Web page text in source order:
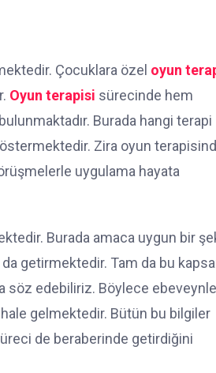
Çocuklara özel oyun
Oyun terapisi sürecinde hem
Burada hangi terapi
Zira oyun
uygulama hayata
Burada amaca uygun bir
getirmektedir. Tam da bu
söz edebiliriz. Böylece
gelmektedir. Bütün bu bilgiler
de beraberinde getirdiğini